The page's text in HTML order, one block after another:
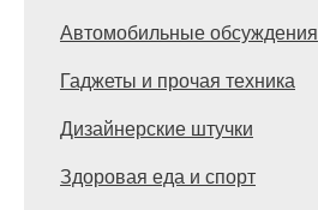
Автомобильные обсуждения
Гаджеты и прочая техника
Дизайнерские штучки
Здоровая еда и спорт